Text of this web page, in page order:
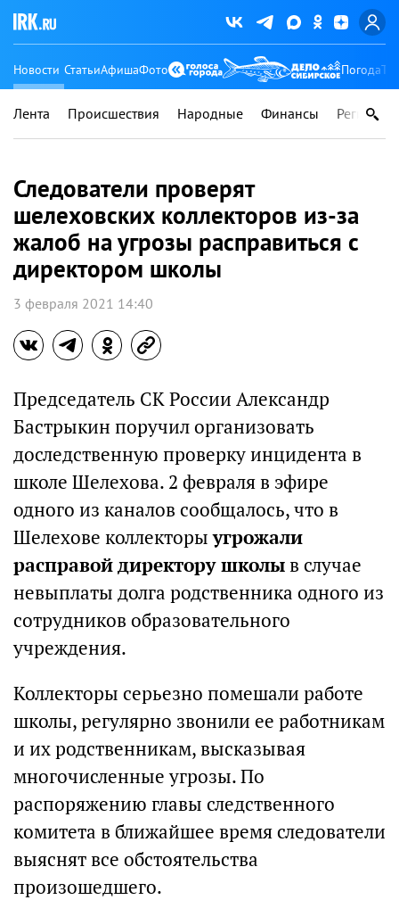
Новости СтатьиАфишаФото Погода
Лента Происшествия Народные Финансы Регионы
Следователи проверят
шелеховских коллекторов из-за
жалоб на угрозы расправиться с
директором школы
3 февраля 2021 14:40
Председатель СК России Александр
Бастрыкин поручил организовать
доследственную проверку инцидента в
школе Шелехова. 2 февраля в эфире
одного из каналов сообщалось, что в
Шелехове коллекторыугрожали
расправой директору школыв случае
невыплаты долга родственника одного из
сотрудников образовательного
учреждения.
Коллекторы серьезно помешали работе
школы, регулярно звонили ее работникам
и их родственникам, высказывая
многочисленные угрозы. По
распоряжению главы следственного
комитета в ближайшее время следователи
выяснят все обстоятельства
произошедшего.